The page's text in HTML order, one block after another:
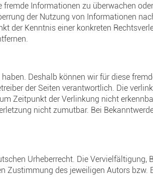
Informationen zu überwachen
der Nutzung von Informationen
der Kenntnis einer konkreten
Deshalb können wir für diese
der Seiten verantwortlich. Die
Zeitpunkt der Verlinkung nicht
nicht zumutbar. Bei
Urheberrecht. Die Vervielfältigung,
Zustimmung des jeweiligen Autors bzw.